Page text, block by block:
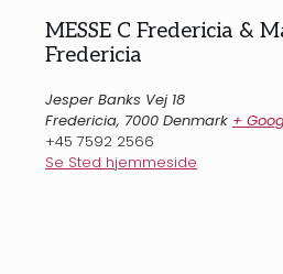
MESSE C Fredericia &
Fredericia
Jesper Banks Vej 18
Fredericia, 7000 Denmark +
+45 7592 2566
Se Sted hjemmeside